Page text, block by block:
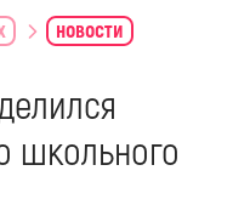
новости
школьного